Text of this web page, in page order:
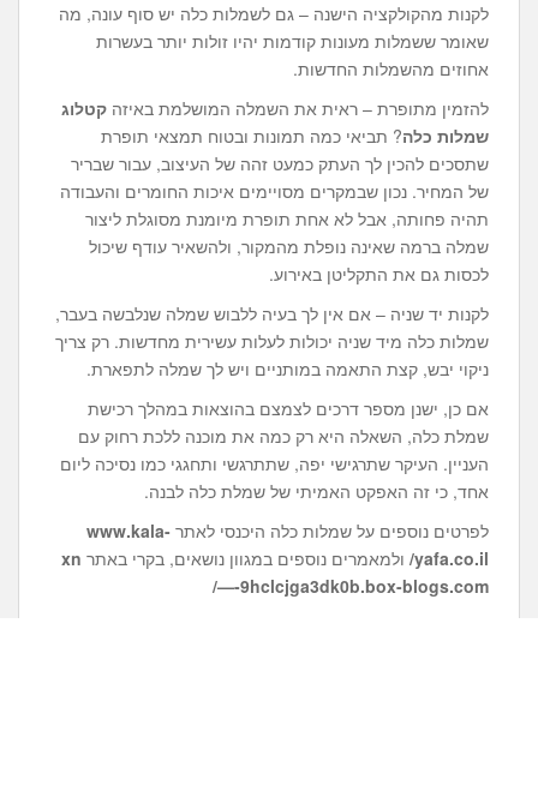
לקנות מהקולקציה הישנה – גם לשמלות כלה יש סוף עונה, מה
שאומר ששמלות מעונות קודמות יהיו זולות יותר בעשרות
אחוזים מהשמלות החדשות.
להזמין מתופרת – ראית את השמלה המושלמת באיזה קטלוג
שמלות כלה? תביאי כמה תמונות ובטוח תמצאי תופרת
שתסכים להכין לך העתק כמעט זהה של העיצוב, עבור שבריר
של המחיר. נכון שבמקרים מסויימים איכות החומרים והעבודה
תהיה פחותה, אבל לא אחת תופרת מיומנת מסוגלת ליצור
שמלה ברמה שאינה נופלת מהמקור, ולהשאיר עודף שיכול
לכסות גם את התקליטן באירוע.
לקנות יד שניה – אם אין לך בעיה ללבוש שמלה שנלבשה בעבר,
שמלות כלה מיד שניה יכולות לעלות עשירית מחדשות. רק צריך
ניקוי יבש, קצת התאמה במותניים ויש לך שמלה לתפארת.
אם כן, ישנן מספר דרכים לצמצם בהוצאות במהלך רכישת
שמלת כלה, השאלה היא רק כמה את מוכנה ללכת רחוק עם
העניין. העיקר שתרגישי יפה, שתתרגשי ותחגגי כמו נסיכה ליום
אחד, כי זה האפקט האמיתי של שמלת כלה לבנה.
לפרטים נוספים על שמלות כלה היכנסי לאתר www.kala-
yafa.co.il/ ולמאמרים נוספים במגוון נושאים, בקרי באתר xn
—-9hclcjga3dk0b.box-blogs.com/